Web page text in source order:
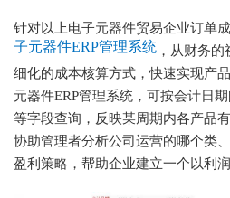
针对以上电子元器件贸易企业订单
子元器件ERP管理系统 ，从财务
细化的成本核算方式，快速实现产
元器件ERP管理系统，可按会计日
等字段查询，反映某周期内各产品
协助管理者分析公司运营的哪个类
盈利策略，帮助企业建立一个以利